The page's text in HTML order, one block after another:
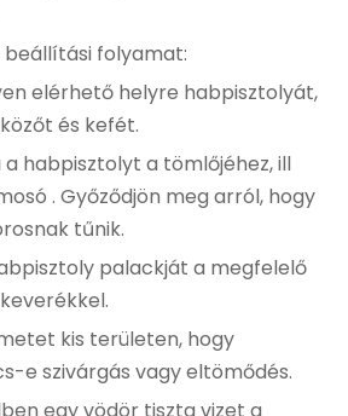
folyamat:
elérhető helyre habpisztolyát,
és kefét.
habpisztolyt a tömlőjéhez, ill
. Győződjön meg arról, hogy
tűnik.
palackját a megfelelő
kis területen, hogy
e szivárgás vagy eltömődés.